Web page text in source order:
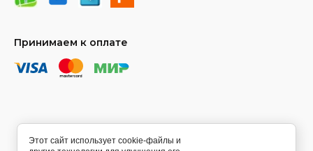
Принимаем к оплате
Этот сайт использует cookie-файлы и